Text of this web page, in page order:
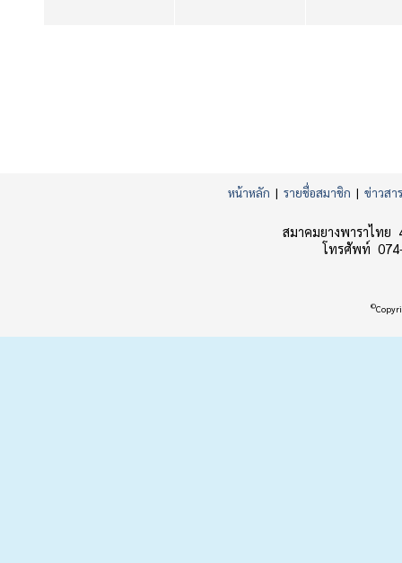
หน้าหลัก | รายชื่อสมาชิก | ข่าวสาร
สมาคมยางพาราไทย
โทรศัพท์
©